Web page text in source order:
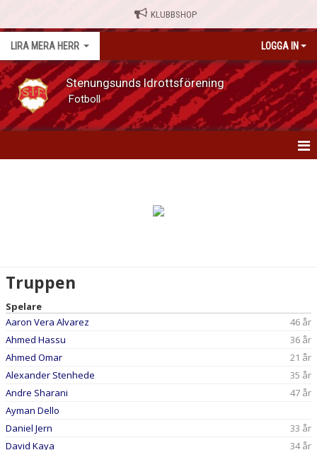
KLUBBSHOP
LIRA MERA HERR LOGGA IN
Stenungsunds Idrottsförening
Fotboll
TRUPPEN
BILDGALLERI
DOKUMENT
KONTAKT
Truppen
Spelare
Aaron Vera Alvarez
46 år
Ahmed Hassu
36 år
Ahmed Omar
21 år
Alexander Stenhede
35 år
Andre Sharani
47 år
Ayman Dello
Daniel Jern
33 år
David Kaya
34 år